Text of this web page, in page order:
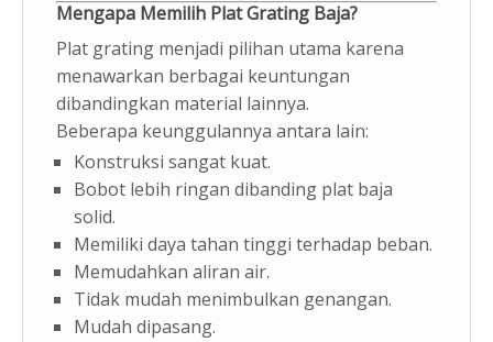
Mengapa Memilih Plat Grating Baja?
Plat grating menjadi pilihan utama karena
menawarkan berbagai keuntungan
dibandingkan material lainnya.
Beberapa keunggulannya antara lain:
Konstruksi sangat kuat.
Bobot lebih ringan dibanding plat baja
solid.
Memiliki daya tahan tinggi terhadap beban.
Memudahkan aliran air.
Tidak mudah menimbulkan genangan.
Mudah dipasang.